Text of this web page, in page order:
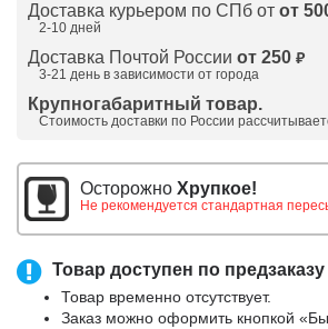
Доставка курьером по СПб от от
2-10 дней
Доставка Почтой России от 250 ₽
3-21 день в зависимости от города
Крупногабаритный товар.
Стоимость доставки по России
Осторожно Хрупкое!
Не рекомендуется стандартная
Товар доступен по предзаказу
Товар временно отсутствует.
Заказ можно оформить кнопкой